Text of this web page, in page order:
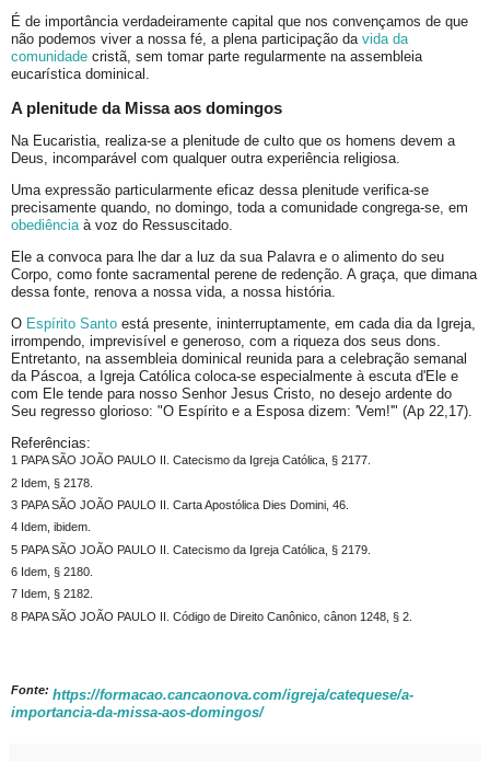
É de importância verdadeiramente capital que nos convençamos de que
não podemos viver a nossa fé, a plena participação da vida da
comunidade cristã, sem tomar parte regularmente na assembleia
eucarística dominical.
A plenitude da Missa aos domingos
Na Eucaristia, realiza-se a plenitude de culto que os homens devem a
Deus, incomparável com qualquer outra experiência religiosa.
Uma expressão particularmente eficaz dessa plenitude verifica-se
precisamente quando, no domingo, toda a comunidade congrega-se, em
obediência à voz do Ressuscitado.
Ele a convoca para lhe dar a luz da sua Palavra e o alimento do seu
Corpo, como fonte sacramental perene de redenção. A graça, que dimana
dessa fonte, renova a nossa vida, a nossa história.
O Espírito Santo está presente, ininterruptamente, em cada dia da Igreja,
irrompendo, imprevisível e generoso, com a riqueza dos seus dons.
Entretanto, na assembleia dominical reunida para a celebração semanal
da Páscoa, a Igreja Católica coloca-se especialmente à escuta d'Ele e
com Ele tende para nosso Senhor Jesus Cristo, no desejo ardente do
Seu regresso glorioso: "O Espírito e a Esposa dizem: 'Vem!'" (Ap 22,17).
Referências:
1 PAPA SÃO JOÃO PAULO II. Catecismo da Igreja Católica, § 2177.
2 Idem, § 2178.
3 PAPA SÃO JOÃO PAULO II. Carta Apostólica Dies Domini, 46.
4 Idem, ibidem.
5 PAPA SÃO JOÃO PAULO II. Catecismo da Igreja Católica, § 2179.
6 Idem, § 2180.
7 Idem, § 2182.
8 PAPA SÃO JOÃO PAULO II. Código de Direito Canônico, cânon 1248, § 2.
Fonte: https://formacao.cancaonova.com/igreja/catequese/a-
importancia-da-missa-aos-domingos/